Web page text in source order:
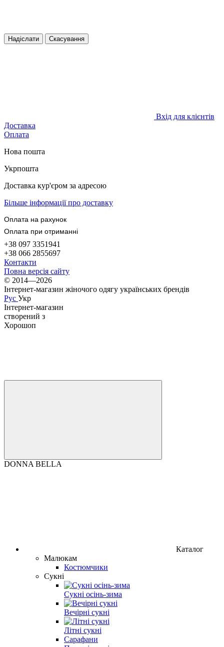
Надіслати Скасування
Вхід для клієнтів
Доставка
Оплата
Нова пошта
Укрпошта
Доставка кур'єром за адресою
Більше інформації про доставку
Оплата на рахунок
Оплата при отриманні
+38 097 3351941
+38 066 2855697
Контакти
Повна версія сайту
© 2014—2026
Інтернет-магазин жіночого одягу українських брендів
Рус Укр
Інтернет-магазин
створений з
Хорошоп
DONNA BELLA
Каталог
Малюкам
Костюмчики
Сукні
Сукні осінь-зима
Вечірні сукні
Літні сукні
Сарафани